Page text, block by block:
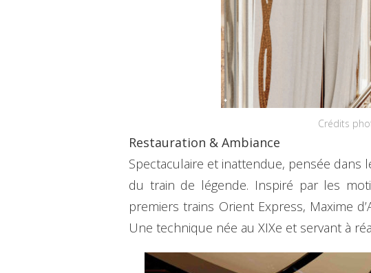
Crédits
Restauration & Ambiance
Spectaculaire et inattendue, pensée
du train de légende. Inspiré par les
premiers trains Orient Express, Maxime
Une technique née au XIXe et servant à